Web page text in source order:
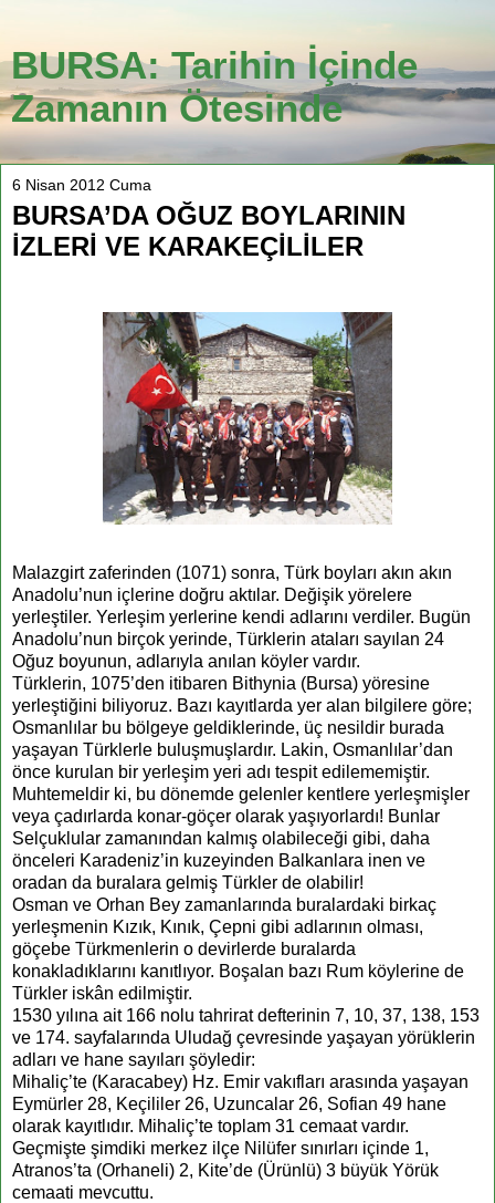
BURSA: Tarihin İçinde
Zamanın Ötesinde
6 Nisan 2012 Cuma
BURSA’DA OĞUZ BOYLARININ
İZLERİ VE KARAKEÇİLİLER
Malazgirt zaferinden (1071) sonra, Türk boyları akın akın
Anadolu’nun içlerine doğru aktılar. Değişik yörelere
yerleştiler. Yerleşim yerlerine kendi adlarını verdiler. Bugün
Anadolu’nun birçok yerinde, Türklerin ataları sayılan 24
Oğuz boyunun, adlarıyla anılan köyler vardır.
Türklerin, 1075’den itibaren Bithynia (Bursa) yöresine
yerleştiğini biliyoruz. Bazı kayıtlarda yer alan bilgilere göre;
Osmanlılar bu bölgeye geldiklerinde, üç nesildir burada
yaşayan Türklerle buluşmuşlardır. Lakin, Osmanlılar’dan
önce kurulan bir yerleşim yeri adı tespit edilememiştir.
Muhtemeldir ki, bu dönemde gelenler kentlere yerleşmişler
veya çadırlarda konar-göçer olarak yaşıyorlardı! Bunlar
Selçuklular zamanından kalmış olabileceği gibi, daha
önceleri Karadeniz’in kuzeyinden Balkanlara inen ve
oradan da buralara gelmiş Türkler de olabilir!
Osman ve Orhan Bey zamanlarında buralardaki birkaç
yerleşmenin Kızık, Kınık, Çepni gibi adlarının olması,
göçebe Türkmenlerin o devirlerde buralarda
konakladıklarını kanıtlıyor. Boşalan bazı Rum köylerine de
Türkler iskân edilmiştir.
1530 yılına ait 166 nolu tahrirat defterinin 7, 10, 37, 138, 153
ve 174. sayfalarında Uludağ çevresinde yaşayan yörüklerin
adları ve hane sayıları şöyledir:
Mihaliç’te (Karacabey) Hz. Emir vakıfları arasında yaşayan
Eymürler 28, Keçililer 26, Uzuncalar 26, Sofian 49 hane
olarak kayıtlıdır. Mihaliç’te toplam 31 cemaat vardır.
Geçmişte şimdiki merkez ilçe Nilüfer sınırları içinde 1,
Atranos’ta (Orhaneli) 2, Kite’de (Ürünlü) 3 büyük Yörük
cemaati mevcuttu.